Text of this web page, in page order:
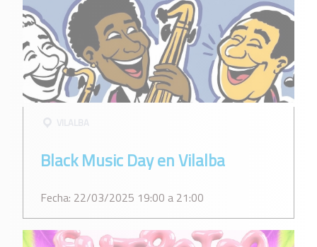
Black Music Day en Vilalba
Fecha: 22/03/2025 19:00 a 21:00